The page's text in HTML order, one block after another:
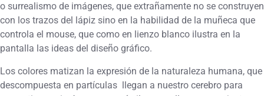
o surrealismo de imágenes, que extrañamente no se construyen
con los trazos del lápiz sino en la habilidad de la muñeca que
controla el mouse, que como en lienzo blanco ilustra en la
pantalla las ideas del diseño gráfico.
Los colores matizan la expresión de la naturaleza humana, que
descompuesta en partículas llegan a nuestro cerebro para